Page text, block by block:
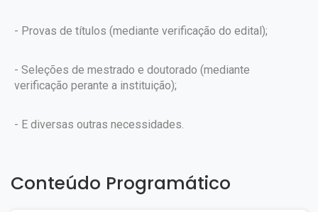
- Provas de títulos (mediante verificação do edital);
- Seleções de mestrado e doutorado (mediante
verificação perante a instituição);
- E diversas outras necessidades.
Conteúdo Programático